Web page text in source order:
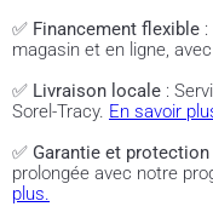
✅ Financement flexible
magasin et en ligne,
✅ Livraison locale :
Sorel-Tracy. En savoir
✅ Garantie et protection
prolongée avec notre
plus.